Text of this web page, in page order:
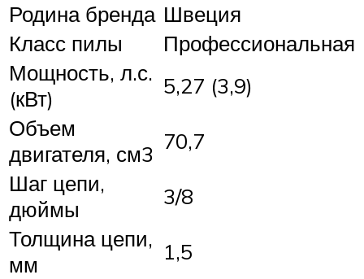
Родина бренда Швеция
Класс пилы
Профессиональная
Мощность, л.с.
(кВт)
5,27 (3,9)
Объем
двигателя, см3 70,7
Шаг цепи,
дюймы
3/8
Толщина цепи,
мм
1,5